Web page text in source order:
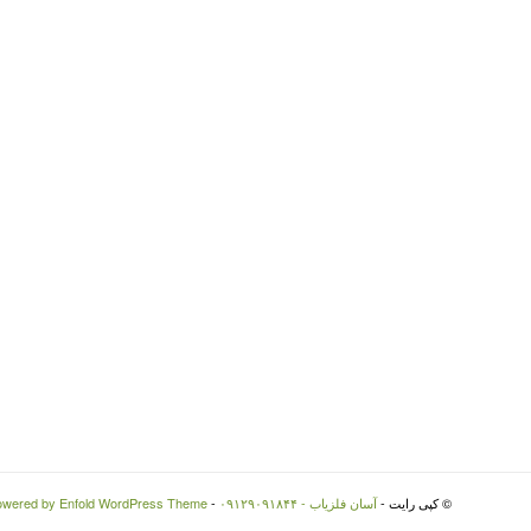
© کپی رایت -آسان فلزیاب - ۰۹۱۲۹۰۹۱۸۴۴ -
by Enfold WordPress Theme